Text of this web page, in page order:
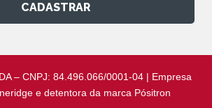
CADASTRAR
– CNPJ: 84.496.066/0001-04 | Empresa
e detentora da marca Pósitron